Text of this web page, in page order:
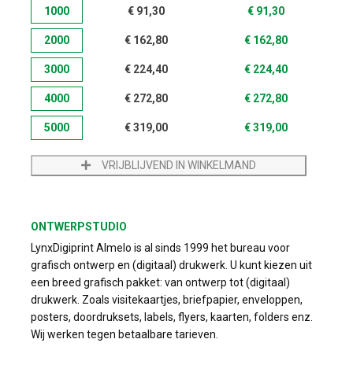
1000 € 91,30 € 91,30
2000 € 162,80 € 162,80
3000 € 224,40 € 224,40
4000 € 272,80 € 272,80
5000 € 319,00 € 319,00
VRIJBLIJVEND IN WINKELMAND
ONTWERPSTUDIO
LynxDigiprint Almelo is al sinds 1999 het bureau voor
grafisch ontwerp en (digitaal) drukwerk. U kunt kiezen uit
een breed grafisch pakket: van ontwerp tot (digitaal)
drukwerk. Zoals visitekaartjes, briefpapier, enveloppen,
posters, doordruksets, labels, flyers, kaarten, folders enz.
Wij werken tegen betaalbare tarieven.